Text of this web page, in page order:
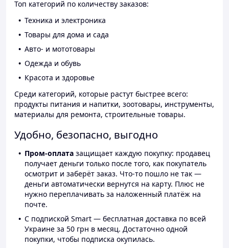
Топ категорий по количеству заказов:
Техника и электроника
Товары для дома и сада
Авто- и мототовары
Одежда и обувь
Красота и здоровье
Среди категорий, которые растут быстрее всего:
продукты питания и напитки, зоотовары, инструменты,
материалы для ремонта, строительные товары.
Удобно, безопасно, выгодно
Пром-оплата защищает каждую покупку: продавец
получает деньги только после того, как покупатель
осмотрит и заберёт заказ. Что-то пошло не так —
деньги автоматически вернутся на карту. Плюс не
нужно переплачивать за наложенный платёж на
почте.
С подпиской Smart — бесплатная доставка по всей
Украине за 50 грн в месяц. Достаточно одной
покупки, чтобы подписка окупилась.